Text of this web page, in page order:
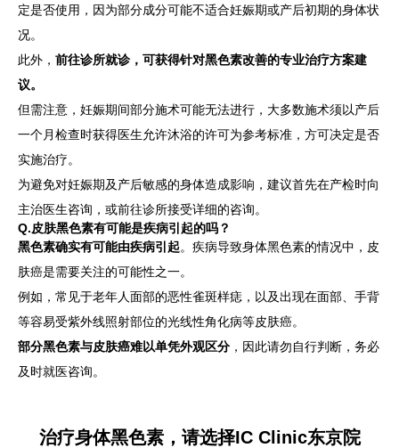
定是否使用，因为部分成分可能不适合妊娠期或产后初期的身体状
况。
此外， 前往诊所就诊，可获得针对黑色素改善的专业治疗方案建
议。
但需注意，妊娠期间部分施术可能无法进行，大多数施术须以产后
一个月检查时获得医生允许沐浴的许可为参考标准，方可决定是否
实施治疗。
为避免对妊娠期及产后敏感的身体造成影响，建议首先在产检时向
主治医生咨询，或前往诊所接受详细的咨询。
Q.皮肤黑色素有可能是疾病引起的吗？
黑色素确实有可能由疾病引起。疾病导致身体黑色素的情况中，皮
肤癌是需要关注的可能性之一。
例如，常见于老年人面部的恶性雀斑样痣，以及出现在面部、手背
等容易受紫外线照射部位的光线性角化病等皮肤癌。
部分黑色素与皮肤癌难以单凭外观区分 ，因此请勿自行判断，务必
及时就医咨询。
治疗身体黑色素，请选择IC Clinic东京院